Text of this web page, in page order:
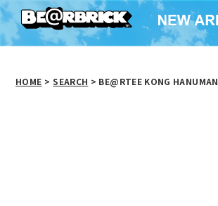
HOME > SEARCH > BE@RTEE KONG